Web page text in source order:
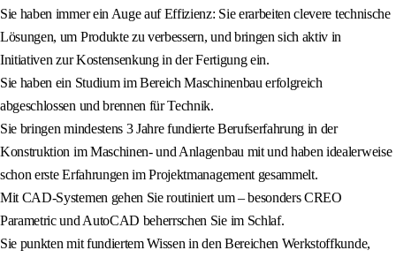
Sie haben immer ein Auge auf Effizienz: Sie erarbeiten clevere technische
Lösungen, um Produkte zu verbessern, und bringen sich aktiv in
Initiativen zur Kostensenkung in der Fertigung ein.
Sie haben ein Studium im Bereich Maschinenbau erfolgreich
abgeschlossen und brennen für Technik.
Sie bringen mindestens 3 Jahre fundierte Berufserfahrung in der
Konstruktion im Maschinen- und Anlagenbau mit und haben idealerweise
schon erste Erfahrungen im Projektmanagement gesammelt.
Mit CAD-Systemen gehen Sie routiniert um – besonders CREO
Parametric und AutoCAD beherrschen Sie im Schlaf.
Sie punkten mit fundiertem Wissen in den Bereichen Werkstoffkunde,